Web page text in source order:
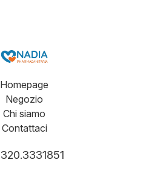
Homepage
Negozio
Chi siamo
Contattaci
320.3331851